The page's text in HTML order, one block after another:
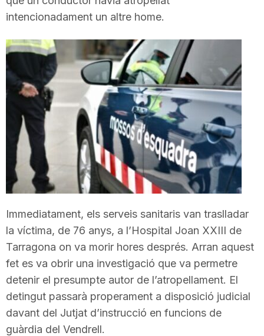
r
a
g
intencionadament un altre home.
Immediatament, els serveis sanitaris van traslladar
la víctima, de 76 anys, a l’Hospital Joan XXIII de
Tarragona on va morir hores després. Arran aquest
fet es va obrir una investigació que va permetre
detenir el presumpte autor de l’atropellament. El
detingut passarà properament a disposició judicial
davant del Jutjat d’instrucció en funcions de
guàrdia del Vendrell.